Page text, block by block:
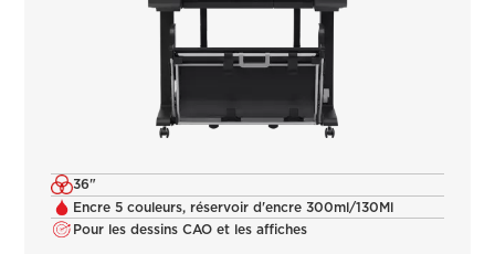
36"
Encre 5 couleurs, réservoir d'encre 300ml/130Ml
Pour les dessins CAO et les affiches